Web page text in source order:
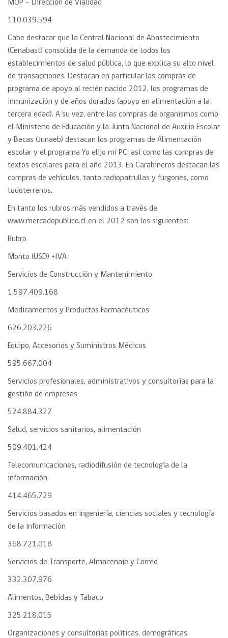
MOP – Dirección de Vialidad
110.039.594
Cabe destacar que la Central Nacional de Abastecimiento
(Cenabast) consolida de la demanda de todos los
establecimientos de salud pública, lo que explica su alto nivel
de transacciones. Destacan en particular las compras de
programa de apoyo al recién nacido 2012, los programas de
inmunización y de años dorados (apoyo en alimentación a la
tercera edad). A su vez, entre las compras de organismos como
el Ministerio de Educación y la Junta Nacional de Auxilio Escolar
y Becas (Junaeb) destacan los programas de Alimentación
escolar y el programa Yo elijo mi PC, así como las compras de
textos escolares para el año 2013. En Carabineros destacan las
compras de vehículos, tanto radiopatrullas y furgones, como
todoterrenos.
En tanto los rubros más vendidos a través de
www.mercadopublico.cl en el 2012 son los siguientes:
Rubro
Monto (USD) +IVA
Servicios de Construcción y Mantenimiento
1.597.409.168
Medicamentos y Productos Farmacéuticos
626.203.226
Equipo, Accesorios y Suministros Médicos
595.667.004
Servicios profesionales, administrativos y consultorías para la
gestión de empresas
524.884.327
Salud, servicios sanitarios, alimentación
509.401.424
Telecomunicaciones, radiodifusión de tecnología de la
información
414.465.729
Servicios basados en ingeniería, ciencias sociales y tecnología
de la información
368.721.018
Servicios de Transporte, Almacenaje y Correo
332.307.976
Alimentos, Bebidas y Tabaco
325.218.015
Organizaciones y consultorías políticas, demográficas,